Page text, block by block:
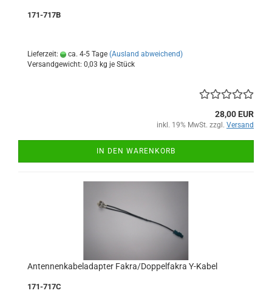
171-717B
Lieferzeit: ca. 4-5 Tage (Ausland abweichend)
Versandgewicht: 0,03 kg je Stück
28,00 EUR
inkl. 19% MwSt. zzgl. Versand
IN DEN WARENKORB
Antennenkabeladapter Fakra/Doppelfakra Y-Kabel
171-717C